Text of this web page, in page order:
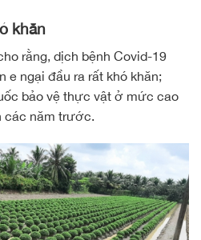
khăn
rằng, dịch bệnh Covid-19
e ngại đầu ra rất khó khăn;
bảo vệ thực vật ở mức cao
các năm trước.